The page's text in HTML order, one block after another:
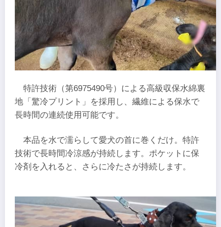
特許技術（第6975490号）による高級収保水綿裏
地「驚冷プリント」を採用し、繊維による保水で
長時間の連続使用可能です。
本品を水で濡らして愛犬の首に巻くだけ。特許
技術で長時間冷涼感が持続します。ポケットに保
冷剤を入れると、さらに冷たさが持続します。